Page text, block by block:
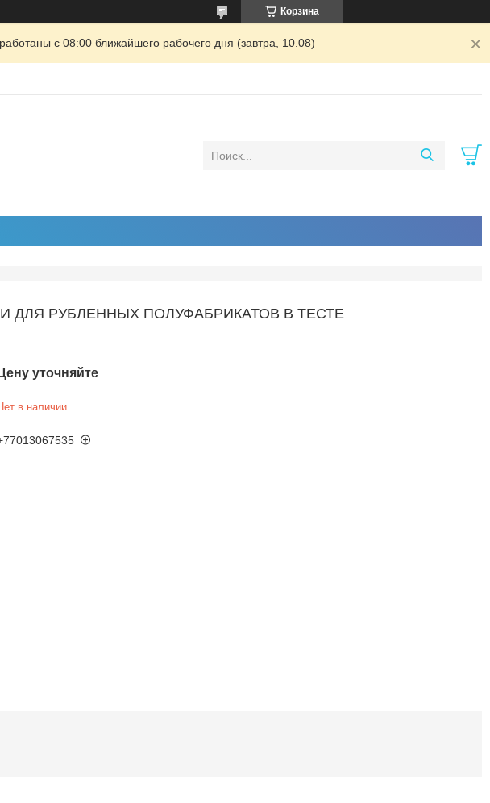
Корзина
с 08:00 ближайшего рабочего дня (завтра, 10.08)
ДЛЯ РУБЛЕННЫХ ПОЛУФАБРИКАТОВ В ТЕСТЕ
Цену уточняйте
в наличии